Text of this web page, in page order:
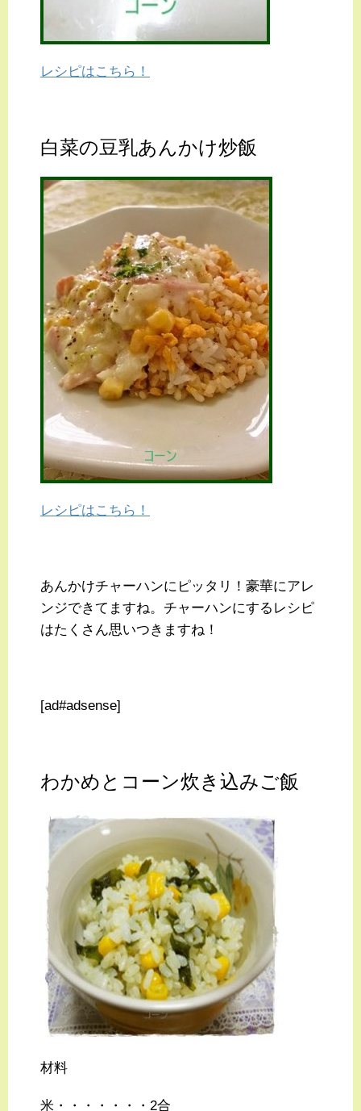
レシピはこちら！
白菜の豆乳あんかけ炒飯
レシピはこちら！
あんかけチャーハンにピッタリ！豪華にアレ
ンジできてますね。チャーハンにするレシピ
はたくさん思いつきますね！
[ad#adsense]
わかめとコーン炊き込みご飯
材料
米・・・・・・・2合